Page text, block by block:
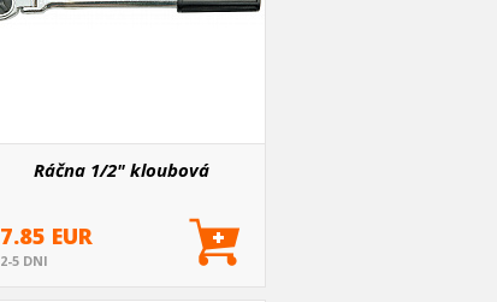
Ráčna 1/2" kloubová
7.85 EUR
2-5 DNI